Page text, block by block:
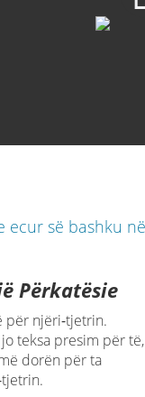
Përkatësie
për njëri‑tjetrin.
teksa presim për të,
dorën për ta